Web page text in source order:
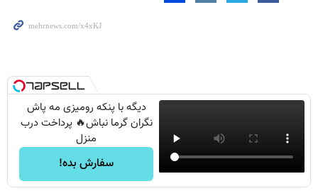
دیگه با پنکه رومیزی مه پاش
نگران گرما نباش🔥 پرداخت درب
منزل
سفارش بده!